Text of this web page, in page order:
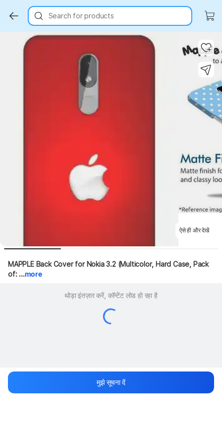
Search for products
Key Highlights
ऐसे ही और देखें
MAPPLE Back Cover for Nokia 3.2 (Multicolor, Hard Case, Pack
of: ...more
थोड़ा इंतज़ार करें, कॉन्टेंट लोड हो रहा है
मुझे सूचना दें